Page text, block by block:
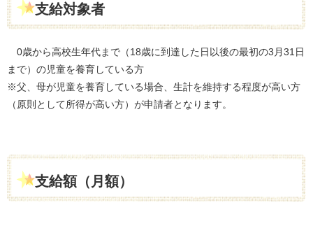
支給対象者
0歳から高校生年代まで（18歳に到達した日以後の最初の3月31日
まで）の児童を養育している方
※父、母が児童を養育している場合、生計を維持する程度が高い方
（原則として所得が高い方）が申請者となります。
支給額（月額）